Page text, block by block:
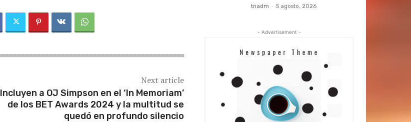
Next article
Incluyen a OJ Simpson en el ‘In Memoriam’
de los BET Awards 2024 y la multitud se
quedó en profundo silencio
tnadm - 5 agosto, 2026
- Advertisement -